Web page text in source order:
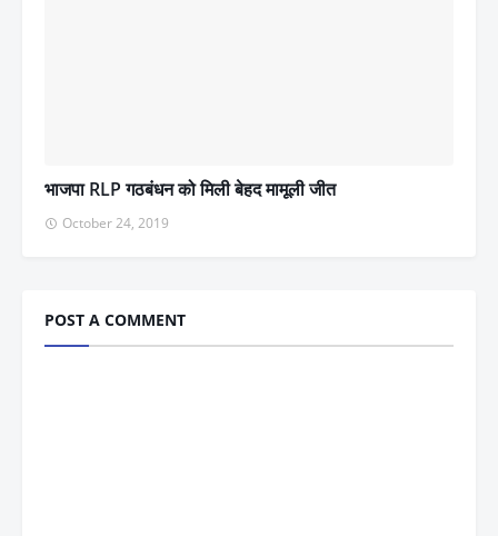
भाजपा RLP गठबंधन को मिली बेहद मामूली जीत
October 24, 2019
POST A COMMENT